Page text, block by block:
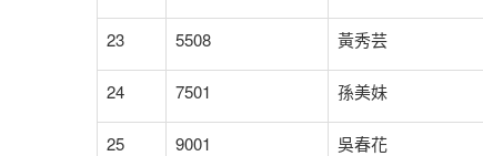
23 5508 黃秀芸
24 7501 孫美妹
25 9001 吳春花